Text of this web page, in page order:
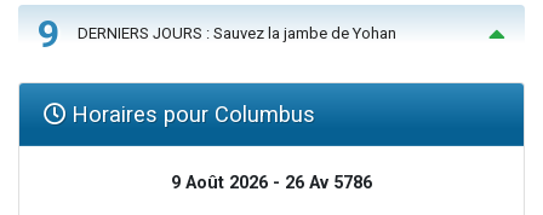
9 DERNIERS JOURS : Sauvez la jambe de Yohan
Horaires pour Columbus
9 Août 2026 - 26 Av 5786